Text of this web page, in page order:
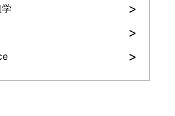
>
>
>